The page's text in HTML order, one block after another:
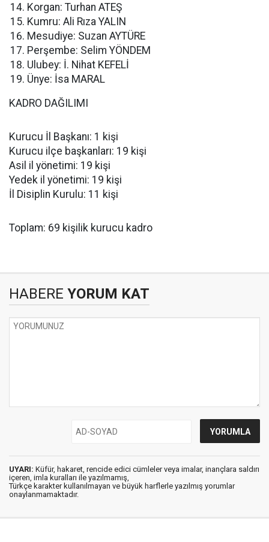
Korgan: Turhan ATEŞ
Kumru: Ali Rıza YALIN
Mesudiye: Suzan AYTÜRE
Perşembe: Selim YÖNDEM
Ulubey: İ. Nihat KEFELİ
Ünye: İsa MARAL
KADRO DAĞILIMI
Kurucu İl Başkanı: 1 kişi
Kurucu ilçe başkanları: 19 kişi
Asil il yönetimi: 19 kişi
Yedek il yönetimi: 19 kişi
İl Disiplin Kurulu: 11 kişi
Toplam: 69 kişilik kurucu kadro
HABERE YORUM KAT
UYARI: Küfür, hakaret, rencide edici cümleler veya imalar, inançlara saldırı
içeren, imla kuralları ile yazılmamış,
Türkçe karakter kullanılmayan ve büyük harflerle yazılmış yorumlar
onaylanmamaktadır.